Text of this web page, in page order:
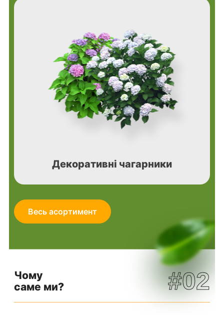
Декоративні чагарники
Весь асортимент
Чому
саме ми?
#02